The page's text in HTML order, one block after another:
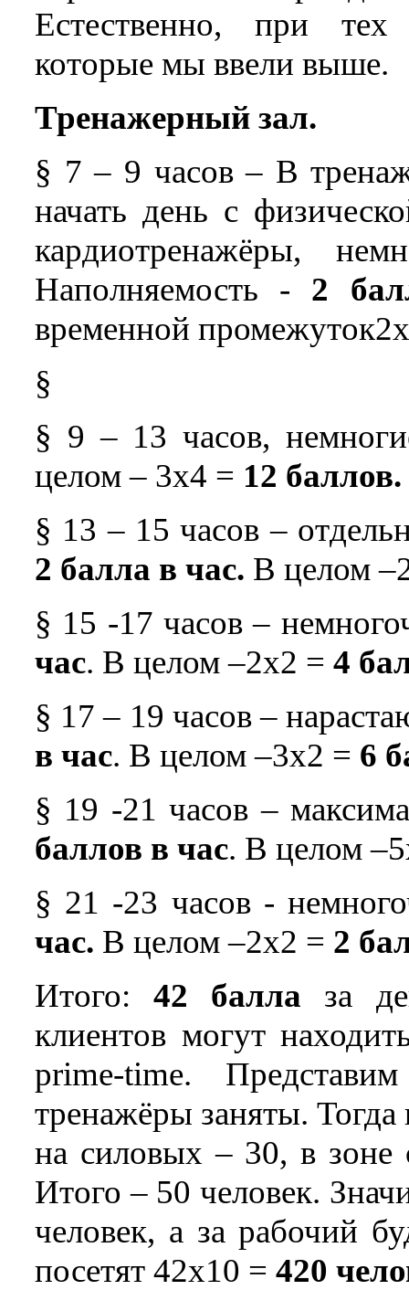
Естественно, при
которые мы ввели выше.
Тренажерный зал.
§ 7 – 9 часов – В
начать день с
кардиотренажёры,
Наполняемость - 2
временной
§
§ 9 – 13 часов,
целом – 3х4 = 12 баллов.
§ 13 – 15 часов –
2 балла в час. В целом
§ 15 -17 часов –
час. В целом –2х2 = 4
§ 17 – 19 часов –
в час. В целом –3х2 = 6
§ 19 -21 часов –
баллов в час. В целом
§ 21 -23 часов -
час. В целом –2х2 = 2
Итого:42 балла за
клиентов могут
prime-time.
тренажёры заняты. Тогда
на силовых – 30, в зоне
Итого – 50 человек.
человек, а за рабочий
посетят 42х10 = 420